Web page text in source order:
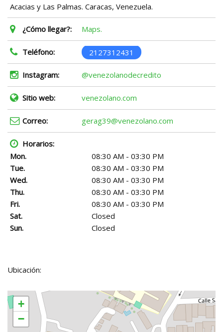
Acacias y Las Palmas. Caracas, Venezuela.
¿Cómo llegar?: Maps.
Teléfono: 2127312431
Instagram: @venezolanodecredito
Sitio web: venezolano.com
Correo: gerag39@venezolano.com
Horarios:
Mon.
08:30 AM - 03:30 PM
Tue.
08:30 AM - 03:30 PM
Wed.
08:30 AM - 03:30 PM
Thu.
08:30 AM - 03:30 PM
Fri.
08:30 AM - 03:30 PM
Sat.
Closed
Sun.
Closed
Ubicación:
+
−